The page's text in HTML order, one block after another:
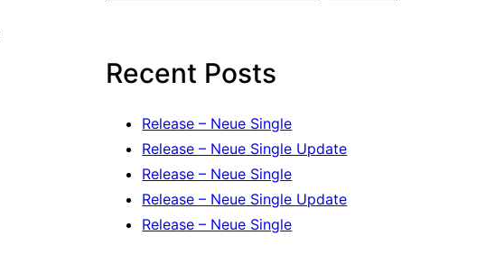
c
Recent Posts
Release – Neue Single
Release – Neue Single Update
Release – Neue Single
Release – Neue Single Update
Release – Neue Single